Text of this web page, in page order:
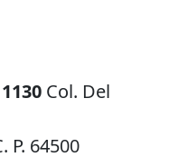
1130 Col. Del
P. 64500